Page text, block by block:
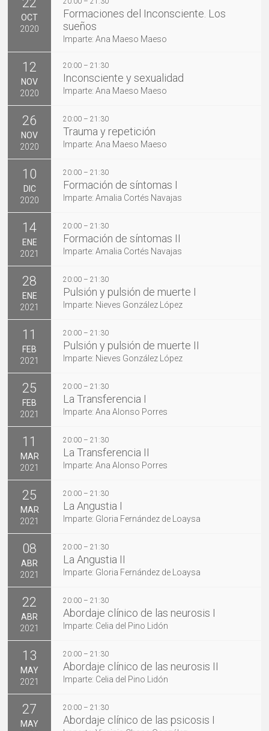
OCT
2020
Formaciones del Inconsciente. Los
sueños
Imparte: Ana Maeso Maeso
12
NOV
2020
20:00 – 21:30
Inconsciente y sexualidad
Imparte: Ana Maeso Maeso
26
NOV
2020
20:00 – 21:30
Trauma y repetición
Imparte: Ana Maeso Maeso
10
DIC
2020
20:00 – 21:30
Formación de síntomas I
Imparte: Amalia Cortés Navajas
14
ENE
2021
20:00 – 21:30
Formación de síntomas II
Imparte: Amalia Cortés Navajas
28
ENE
2021
20:00 – 21:30
Pulsión y pulsión de muerte I
Imparte: Nieves González López
11
FEB
2021
20:00 – 21:30
Pulsión y pulsión de muerte II
Imparte: Nieves González López
25
FEB
2021
20:00 – 21:30
La Transferencia I
Imparte: Ana Alonso Porres
11
MAR
2021
20:00 – 21:30
La Transferencia II
Imparte: Ana Alonso Porres
25
MAR
2021
20:00 – 21:30
La Angustia I
Imparte: Gloria Fernández de Loaysa
08
ABR
2021
20:00 – 21:30
La Angustia II
Imparte: Gloria Fernández de Loaysa
22
ABR
2021
20:00 – 21:30
Abordaje clínico de las neurosis I
Imparte: Celia del Pino Lidón
13
MAY
2021
20:00 – 21:30
Abordaje clínico de las neurosis II
Imparte: Celia del Pino Lidón
27
MAY
20:00 – 21:30
Abordaje clínico de las psicosis I